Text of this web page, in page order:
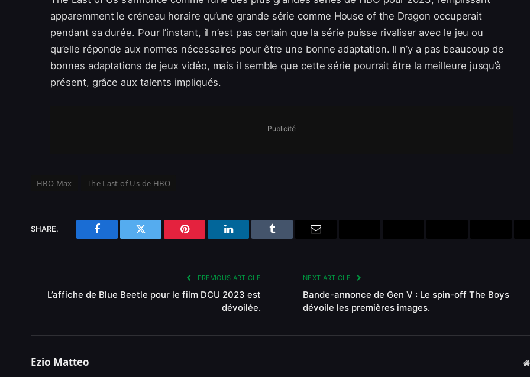
apparemment le créneau horaire qu’une grande série comme House of the Dragon occuperait
pendant sa durée. Pour l’instant, il n’est pas certain que la série puisse rivaliser avec le jeu ou
qu’elle réponde aux normes nécessaires pour être une bonne adaptation. Il n’y a pas beaucoup de
bonnes adaptations de jeux vidéo, mais il semble que cette série pourrait être la meilleure jusqu’à
présent, grâce aux talents impliqués.
Publicité
HBO Max The Last of Us de HBO
SHARE.
Facebook Twitter Pinterest LinkedIn Tumblr
PREVIOUS ARTICLE
L’affiche de Blue Beetle pour le film DCU 2023 est
dévoilée.
NEXT ARTICLE
Bande-annonce de Gen V : Le spin-off The Boys
dévoile les premières images.
Ezio Matteo